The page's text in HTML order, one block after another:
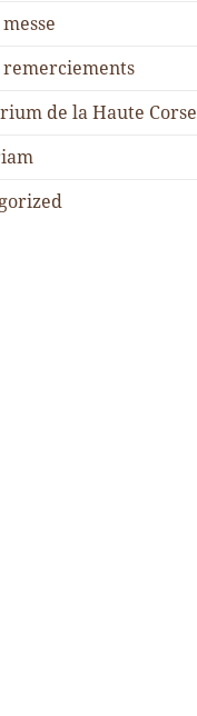
remerciements
de la Haute Corse